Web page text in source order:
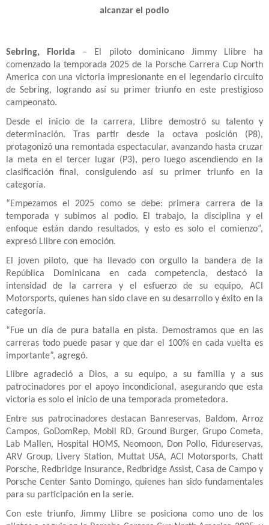
alcanzar el podio
Sebring, Florida – El piloto dominicano Jimmy Llibre ha
comenzado la temporada 2025 de la Porsche Carrera Cup North
America con una victoria impresionante en el legendario circuito
de Sebring, logrando así su primer triunfo en este prestigioso
campeonato.
Desde el inicio de la carrera, Llibre demostró su talento y
determinación. Tras partir desde la octava posición (P8),
protagonizó una remontada espectacular, avanzando hasta cruzar
la meta en el tercer lugar (P3), pero luego ascendiendo en la
clasificación final, consiguiendo así su primer triunfo en la
categoría.
“Empezamos el 2025 como se debe: primera carrera de la
temporada y subimos al podio. El trabajo, la disciplina y el
enfoque están dando resultados, y esto es solo el comienzo”,
expresó Llibre con emoción.
El joven piloto, que ha llevado con orgullo la bandera de la
República Dominicana en cada competencia, destacó la
intensidad de la carrera y el esfuerzo de su equipo, ACI
Motorsports, quienes han sido clave en su desarrollo y éxito en la
categoría.
“Fue un día de pura batalla en pista. Demostramos que en las
carreras todo puede pasar y que dar el 100% en cada vuelta es
importante”, agregó.
Llibre agradeció a Dios, a su equipo, a su familia y a sus
patrocinadores por el apoyo incondicional, asegurando que esta
victoria es solo el inicio de una temporada prometedora.
Entre sus patrocinadores destacan Banreservas, Baldom, Arroz
Campos, GoDomRep, Mobil RD, Ground Burger, Grupo Cometa,
Lab Mallen, Hospital HOMS, Neomoon, Don Pollo, Fidureservas,
ARV Group, Livery Station, Muttat USA, ACI Motorsports, Chatt
Porsche, Redbridge Insurance, Redbridge Assist, Casa de Campo y
Porsche Center Santo Domingo, quienes han sido fundamentales
para su participación en la serie.
Con este triunfo, Jimmy Llibre se posiciona como uno de los